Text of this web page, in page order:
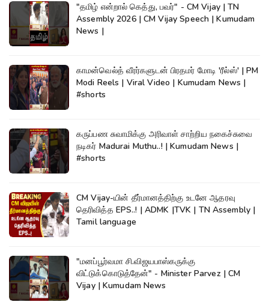
"தமிழ் என்றால் கெத்து, பவர்" - CM Vijay | TN
Assembly 2026 | CM Vijay Speech | Kumudam
News |
காமன்வெல்த் வீரர்களுடன் பிரதமர் மோடி 'ரீல்ஸ்' | PM
Modi Reels | Viral Video | Kumudam News |
#shorts
கருப்பண சுவாமிக்கு அரிவாள் சாற்றிய நகைச்சுவை
நடிகர் Madurai Muthu..! | Kumudam News |
#shorts
CM Vijay-யின் தீர்மானத்திற்கு உடனே ஆதரவு
தெரிவித்த EPS..! | ADMK |TVK | TN Assembly |
Tamil language
"மனப்பூர்வமா சி.விஜயபாஸ்கருக்கு
விட்டுக்கொடுத்தேன்" - Minister Parvez | CM
Vijay | Kumudam News